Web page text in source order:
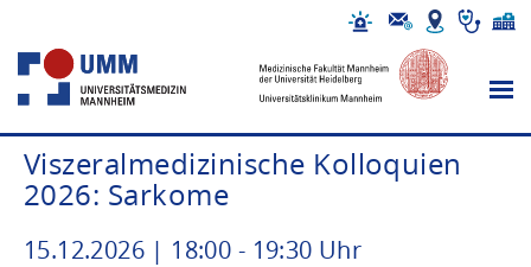
Viszeralmedizinische Kolloquien
2026: Sarkome
15.12.2026 | 18:00 - 19:30 Uhr